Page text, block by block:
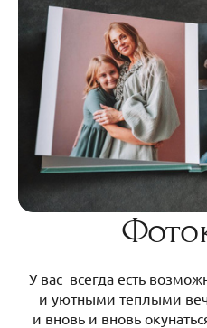
У вас всегда есть
и уютными теплыми
и вновь и вновь